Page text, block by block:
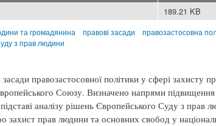
189.21 KB
та громадянина правові засади
правозастосовна
з прав людини
правозастосовної політики у сфері захисту
Союзу. Визначено напрями
аналізу рішень Європейського Суду з прав
захист прав людини та основних свобод у